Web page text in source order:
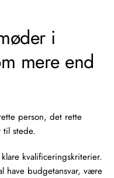
i
mere end
person, det rette
stede.
kvalificeringskriterier.
have budgetansvar, være